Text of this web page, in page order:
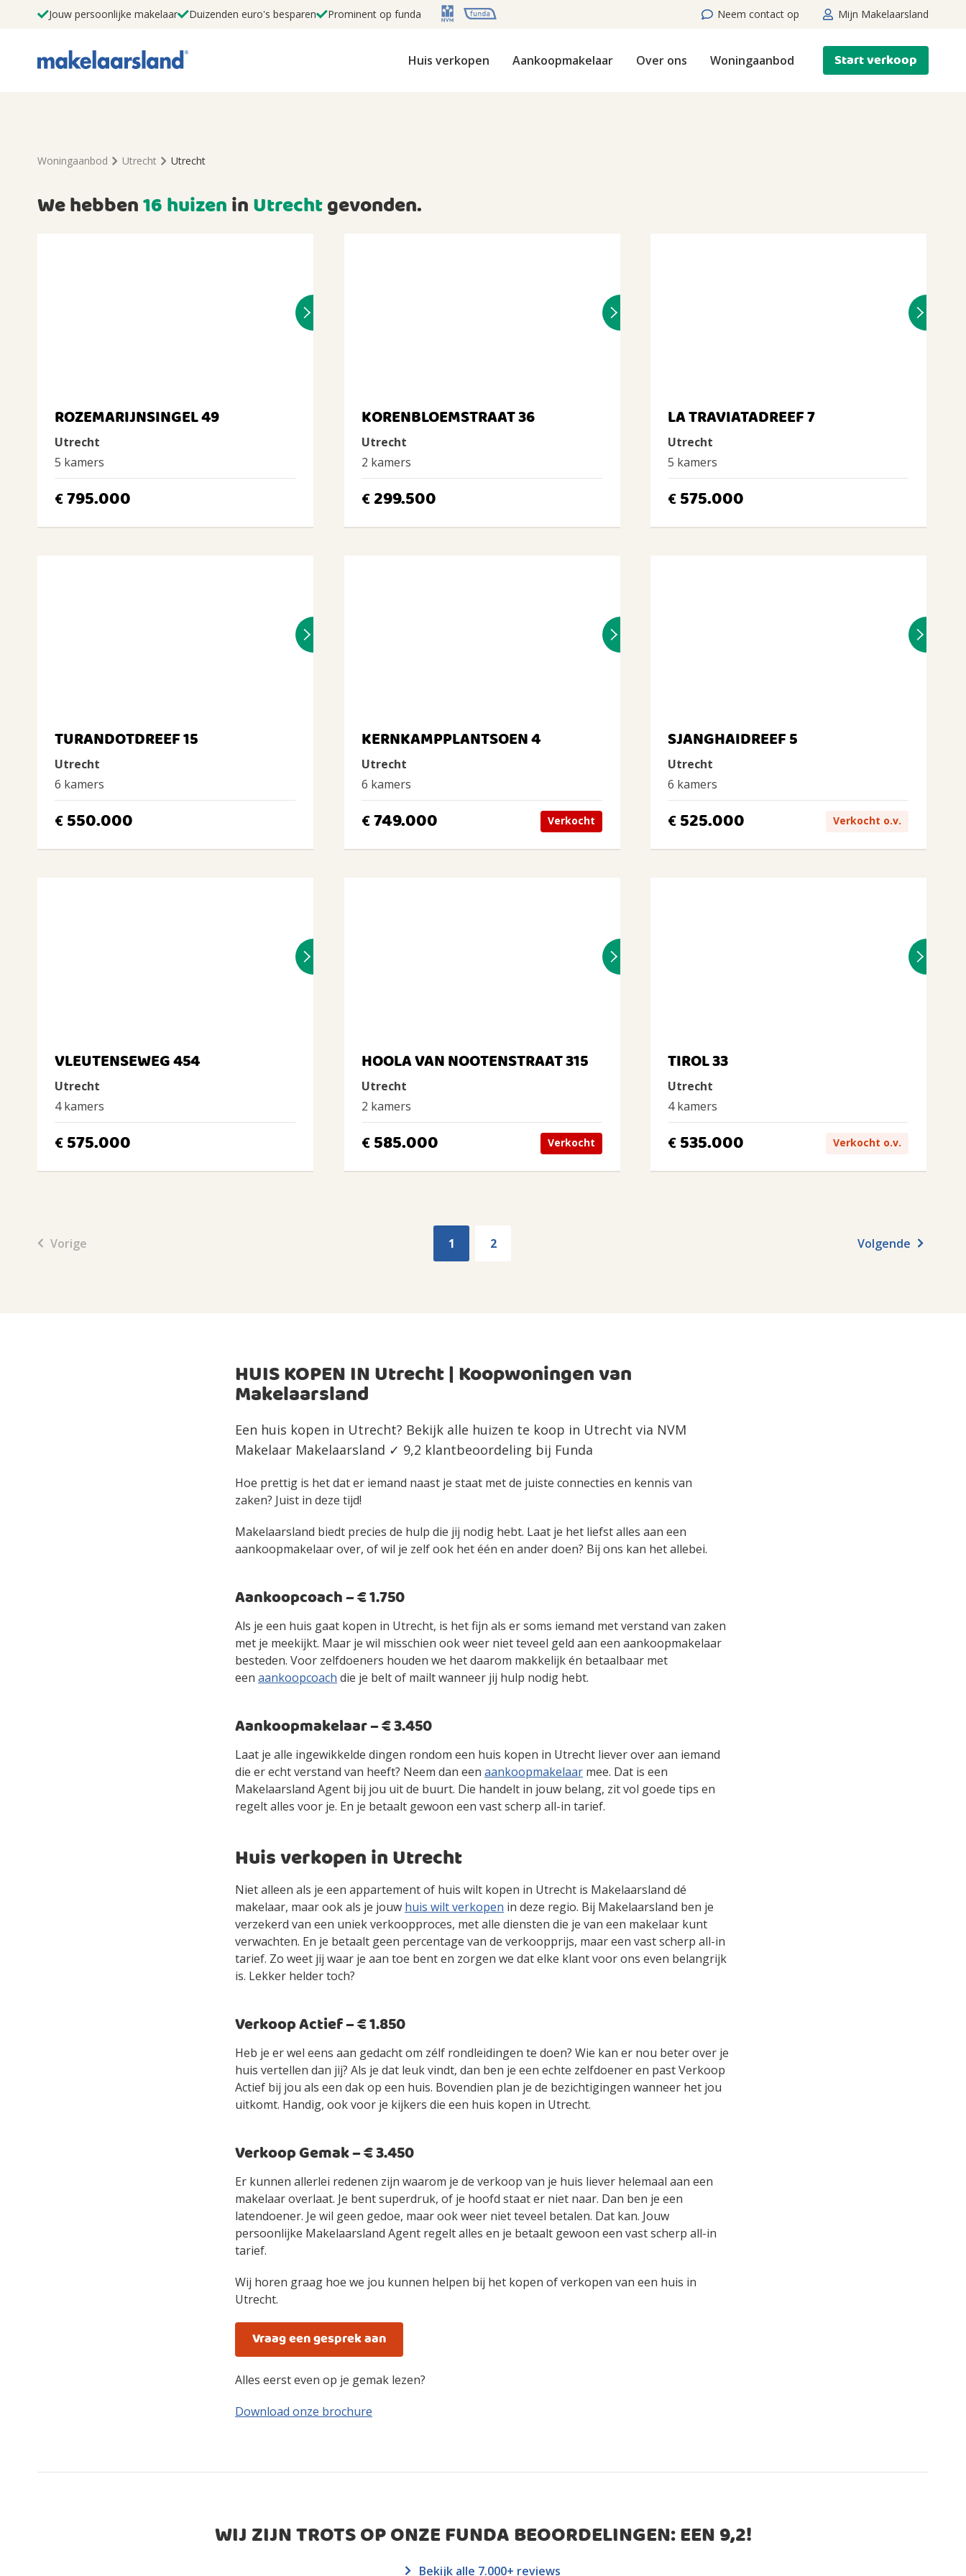
Jouw persoonlijke makelaar Duizenden euro's besparen Prominent op funda Neem contact op Mijn Makelaarsland
Huis verkopen Aankoopmakelaar Over ons Woningaanbod Start verkoop
Woningaanbod Utrecht Utrecht
We hebben16 huizeninUtrechtgevonden.
ROZEMARIJNSINGEL 49
Utrecht
5 kamers
€795.000
KORENBLOEMSTRAAT 36
Utrecht
2 kamers
€299.500
LA TRAVIATADREEF 7
Utrecht
5 kamers
€ 575.000
TURANDOTDREEF 15
Utrecht
6 kamers
€ 550.000
KERNKAMPPLANTSOEN 4
Utrecht
6 kamers
€749.000 Verkocht
SJANGHAIDREEF 5
Utrecht
6 kamers
€ 525.000 Verkocht o.v.
VLEUTENSEWEG 454
Utrecht
4 kamers
€ 575.000
HOOLA VAN NOOTENSTRAAT 315
Utrecht
2 kamers
€585.000 Verkocht
TIROL 33
Utrecht
4 kamers
€ 535.000 Verkocht o.v.
Vorige 1 2 Volgende
HUIS KOPEN IN Utrecht | Koopwoningen van
Makelaarsland
Een huis kopen in Utrecht? Bekijk alle huizen te koop in Utrecht via NVM
Makelaar Makelaarsland ✓ 9,2 klantbeoordeling bij Funda
Hoe prettig is het dat er iemand naast je staat met de juiste connecties en kennis van
zaken? Juist in deze tijd!
Makelaarsland biedt precies de hulp die jij nodig hebt. Laat je het liefst alles aan een
aankoopmakelaar over, of wil je zelf ook het één en ander doen? Bij ons kan het allebei.
Aankoopcoach – € 1.750
Als je een huis gaat kopen in Utrecht, is het fijn als er soms iemand met verstand van zaken
met je meekijkt. Maar je wil misschien ook weer niet teveel geld aan een aankoopmakelaar
besteden. Voor zelfdoeners houden we het daarom makkelijk én betaalbaar met
een aankoopcoach die je belt of mailt wanneer jij hulp nodig hebt.
Aankoopmakelaar – € 3.450
Laat je alle ingewikkelde dingen rondom een huis kopen in Utrecht liever over aan iemand
die er echt verstand van heeft? Neem dan een aankoopmakelaar mee. Dat is een
Makelaarsland Agent bij jou uit de buurt. Die handelt in jouw belang, zit vol goede tips en
regelt alles voor je. En je betaalt gewoon een vast scherp all-in tarief.
Huis verkopen in Utrecht
Niet alleen als je een appartement of huis wilt kopen in Utrecht is Makelaarsland dé
makelaar, maar ook als je jouw huis wilt verkopen in deze regio. Bij Makelaarsland ben je
verzekerd van een uniek verkoopproces, met alle diensten die je van een makelaar kunt
verwachten. En je betaalt geen percentage van de verkoopprijs, maar een vast scherp all-in
tarief. Zo weet jij waar je aan toe bent en zorgen we dat elke klant voor ons even belangrijk
is. Lekker helder toch?
Verkoop Actief – € 1.850
Heb je er wel eens aan gedacht om zélf rondleidingen te doen? Wie kan er nou beter over je
huis vertellen dan jij? Als je dat leuk vindt, dan ben je een echte zelfdoener en past Verkoop
Actief bij jou als een dak op een huis. Bovendien plan je de bezichtigingen wanneer het jou
uitkomt. Handig, ook voor je kijkers die een huis kopen in Utrecht.
Verkoop Gemak – € 3.450
Er kunnen allerlei redenen zijn waarom je de verkoop van je huis liever helemaal aan een
makelaar overlaat. Je bent superdruk, of je hoofd staat er niet naar. Dan ben je een
latendoener. Je wil geen gedoe, maar ook weer niet teveel betalen. Dat kan. Jouw
persoonlijke Makelaarsland Agent regelt alles en je betaalt gewoon een vast scherp all-in
tarief.
Wij horen graag hoe we jou kunnen helpen bij het kopen of verkopen van een huis in
Utrecht.
Vraag een gesprek aan
Alles eerst even op je gemak lezen?
Download onze brochure
WIJ ZIJN TROTS OP ONZE FUNDA BEOORDELINGEN: EEN9,2!
Bekijk alle 7.000+ reviews